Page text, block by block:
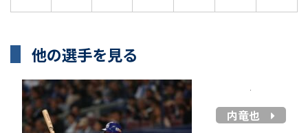
他の選手を見る
内竜也